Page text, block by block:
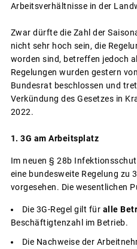
Arbeitsverhältnisse in der
Zwar dürfte die Zahl der
nicht sehr hoch sein, die
worden sind, betreffen jedoch
Regelungen wurden gestern
Bundesrat beschlossen und
Verkündung des Gesetzes in
2022.
1. 3G am Arbeitsplatz
Im neuen § 28b
eine bundesweite Regelung zu
vorgesehen. Die wesentlichen
Die 3G-Regel gilt für alle
Beschäftigtenzahl im Betrieb.
Die Nachweise der